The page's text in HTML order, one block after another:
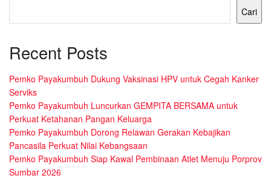
Cari
Recent Posts
Pemko Payakumbuh Dukung Vaksinasi HPV untuk Cegah Kanker
Serviks
Pemko Payakumbuh Luncurkan GEMPITA BERSAMA untuk
Perkuat Ketahanan Pangan Keluarga
Pemko Payakumbuh Dorong Relawan Gerakan Kebajikan
Pancasila Perkuat Nilai Kebangsaan
Pemko Payakumbuh Siap Kawal Pembinaan Atlet Menuju Porprov
Sumbar 2026